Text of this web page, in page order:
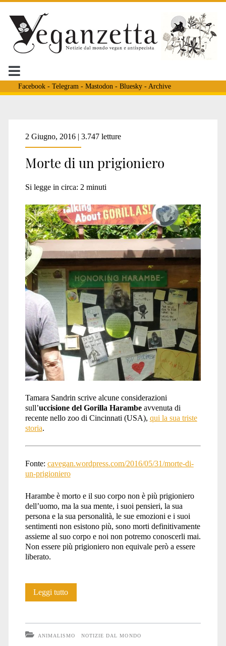
Facebook- Telegram - Mastodon - Bluesky- Archive
Tag:
<span>zoo
usa</span>
2 Giugno, 2016 | 3.747 letture
Morte di un prigioniero
Si legge in circa: 2 minuti
Tamara Sandrin scrive alcune considerazioni
sull’uccisione del Gorilla Harambeavvenuta di
recente nello zoo di Cincinnati (USA), qui la sua triste
storia.
Fonte: cavegan.wordpress.com/2016/05/31/morte-di-
un-prigioniero
Harambe è morto e il suo corpo non è più prigioniero
dell’uomo, ma la sua mente, i suoi pensieri, la sua
persona e la sua personalità, le sue emozioni e i suoi
sentimenti non esistono più, sono morti definitivamente
assieme al suo corpo e noi non potremo conoscerli mai.
Non essere più prigioniero non equivale però a essere
liberato.
Leggi tuttoMorte
ANIMALISMO NOTIZIE DAL MONDO